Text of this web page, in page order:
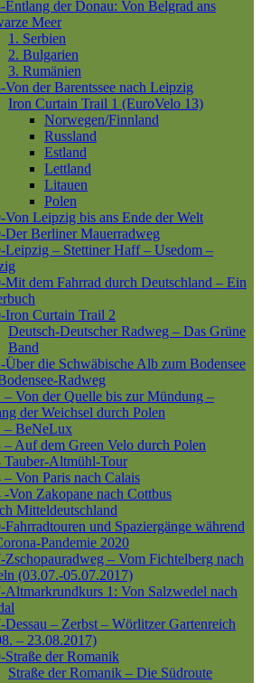
Entlang der Donau: Von Belgrad ans
Meer
1. Serbien
2. Bulgarien
3. Rumänien
Von der Barentssee nach Leipzig
Iron Curtain Trail 1 (EuroVelo 13)
Norwegen/Finnland
Russland
Estland
Lettland
Litauen
Polen
Von Leipzig bis ans Ende der Welt
Der Berliner Mauerradweg
Leipzig – Stettiner Haff – Usedom –
Mit dem Fahrrad durch Deutschland – Ein
Iron Curtain Trail 2
Deutsch-Deutscher Radweg – Das Grüne
Band
Über die Schwäbische Alb zum Bodensee
Radweg
– Von der Quelle bis zur Mündung –
der Weichsel durch Polen
– BeNeLux
– Auf dem Green Velo durch Polen
Tauber-Altmühl-Tour
– Von Paris nach Calais
-Von Zakopane nach Cottbus
Mitteldeutschland
Fahrradtouren und Spaziergänge während
Pandemie 2020
Zschopauradweg – Vom Fichtelberg nach
(03.07.-05.07.2017)
Altmarkrundkurs 1: Von Salzwedel nach
Dessau – Zerbst – Wörlitzer Gartenreich
– 23.08.2017)
Straße der Romanik
Straße der Romanik – Die Südroute